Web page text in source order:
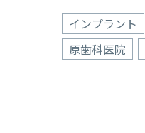
インプラント
原歯科医院